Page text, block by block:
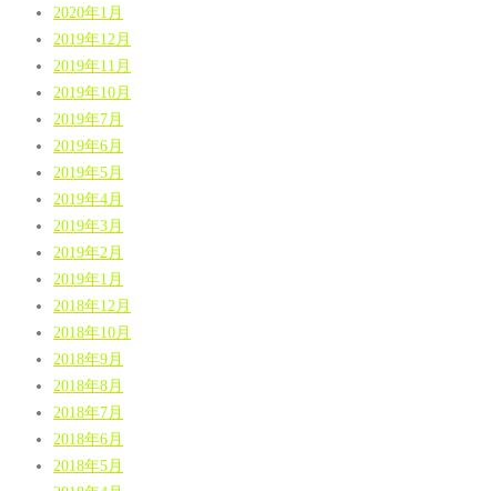
2020年1月
2019年12月
2019年11月
2019年10月
2019年7月
2019年6月
2019年5月
2019年4月
2019年3月
2019年2月
2019年1月
2018年12月
2018年10月
2018年9月
2018年8月
2018年7月
2018年6月
2018年5月